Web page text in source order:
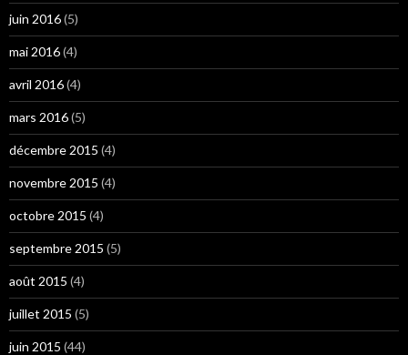
juin 2016(5)
mai 2016(4)
avril 2016(4)
mars 2016(5)
décembre 2015 (4)
novembre 2015 (4)
octobre 2015 (4)
septembre 2015 (5)
août 2015 (4)
juillet 2015 (5)
juin 2015 (44)